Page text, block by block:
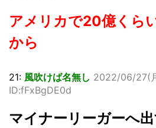
アメリカで20億くら
から
21: 風吹けば名無し 2022/06/27(
ID:fFxBgDE0d
マイナーリーガーへ